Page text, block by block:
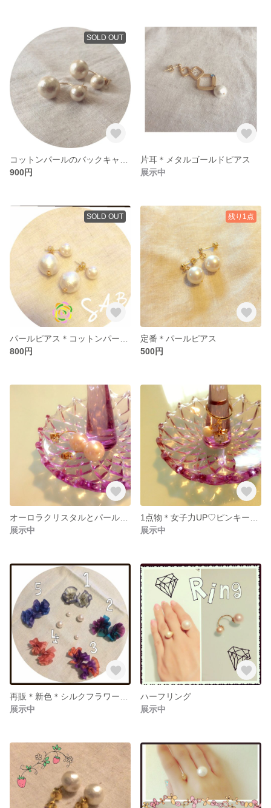
SOLD OUT
900円
片耳＊メタルゴールドピアス
展示中
SOLD OUT
800円
残り1点
定番＊パールピアス
500円
展示中
展示中
展示中
ハーフリング
展示中